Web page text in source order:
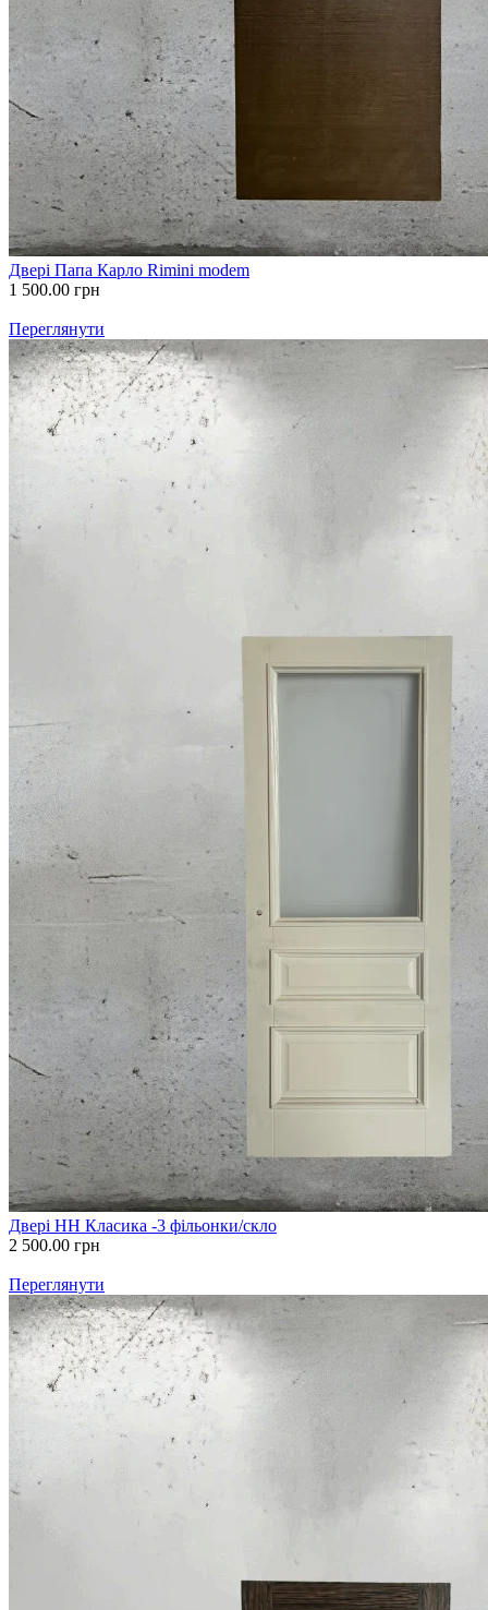
Двері Папа Карло Rimini modem
1 500.00 грн
Переглянути
Двері НН Класика -3 фільонки/скло
2 500.00 грн
Переглянути